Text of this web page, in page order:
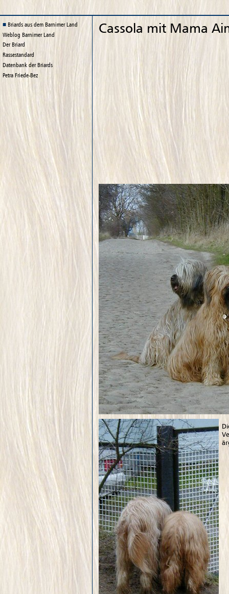
Briards aus dem Barnimer Land
Weblog Barnimer Land
Der Briard
Rassestandard
Datenbank der Briards
Petra Friede-Bez
Cassola mit Mama